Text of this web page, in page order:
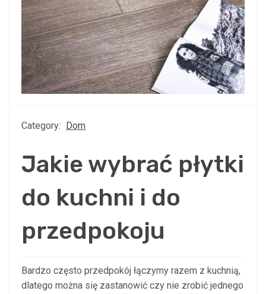
Category: Dom
Jakie wybrać płytki
do kuchni i do
przedpokoju
Bardzo często przedpokój łączymy razem z kuchnią,
dlatego można się zastanowić czy nie zrobić jednego